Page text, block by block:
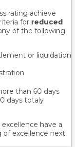
rating achieve
for reduced
of the following
or liquidation
than 60 days
days totaly
have a
of excellence next